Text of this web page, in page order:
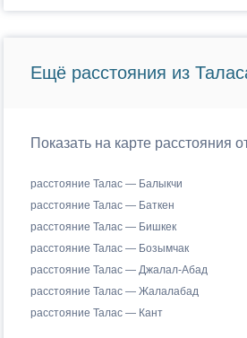
Ещё расстояния из
Показать на карте расстояния
расстояние Талас — Балыкчи
расстояние Талас — Баткен
расстояние Талас — Бишкек
расстояние Талас — Бозымчак
расстояние Талас — Джалал-Абад
расстояние Талас — Жалалабад
расстояние Талас — Кант